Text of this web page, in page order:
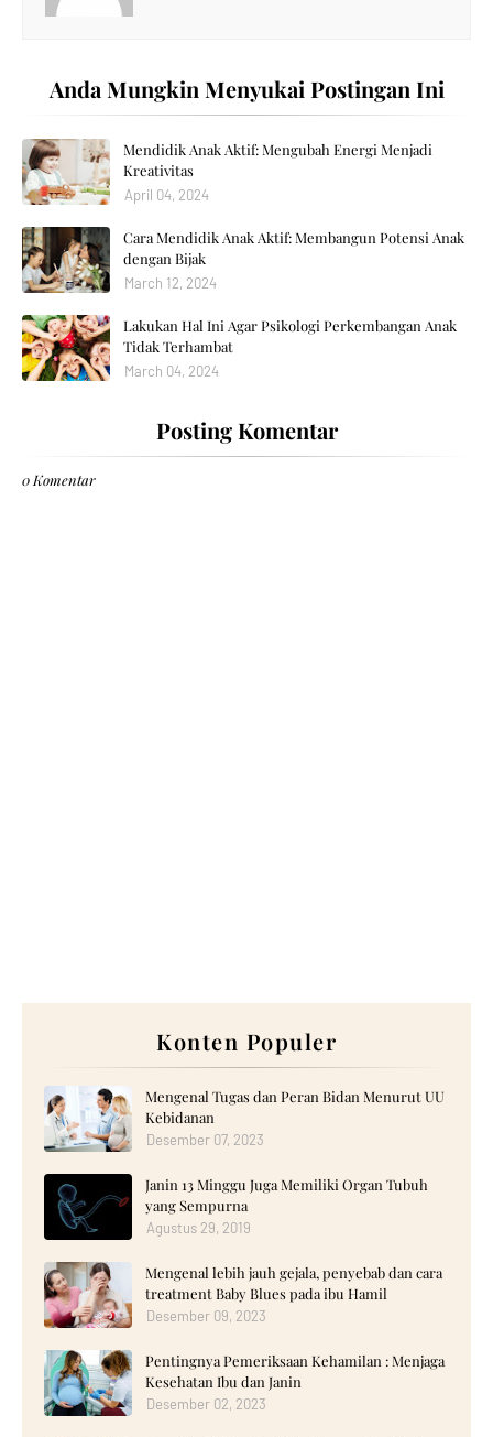
Anda Mungkin Menyukai Postingan Ini
Mendidik Anak Aktif: Mengubah Energi Menjadi
Kreativitas
April 04, 2024
Cara Mendidik Anak Aktif: Membangun Potensi Anak
dengan Bijak
March 12, 2024
Lakukan Hal Ini Agar Psikologi Perkembangan Anak
Tidak Terhambat
March 04, 2024
Posting Komentar
0 Komentar
Konten Populer
Mengenal Tugas dan Peran Bidan Menurut UU
Kebidanan
Desember 07, 2023
Janin 13 Minggu Juga Memiliki Organ Tubuh
yang Sempurna
Agustus 29, 2019
Mengenal lebih jauh gejala, penyebab dan cara
treatment Baby Blues pada ibu Hamil
Desember 09, 2023
Pentingnya Pemeriksaan Kehamilan : Menjaga
Kesehatan Ibu dan Janin
Desember 02, 2023